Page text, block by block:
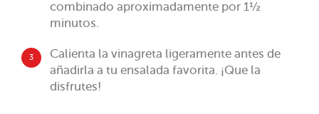
combinado aproximadamente por 1½
minutos.
3
Calienta la vinagreta ligeramente antes de
añadirla a tu ensalada favorita. ¡Que la
disfrutes!